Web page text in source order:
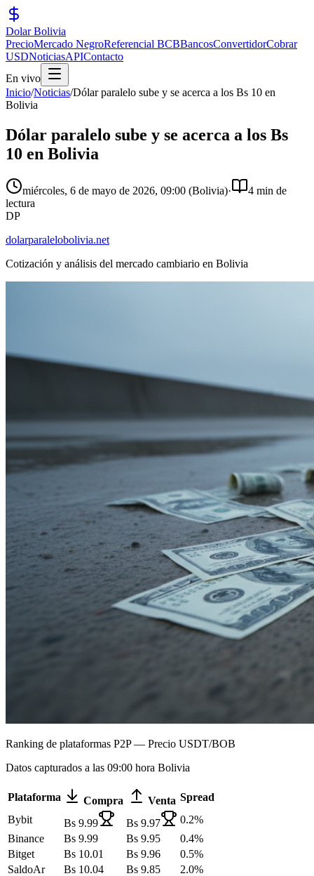
Dolar Bolivia
PrecioMercado NegroReferencial BCBBancosConvertidorCobrar
USDNoticiasAPIContacto
En vivo
Inicio/Noticias/Dólar paralelo sube y se acerca a los Bs 10 en
Bolivia
Dólar paralelo sube y se acerca a los Bs
10 en Bolivia
miércoles, 6 de mayo de 2026, 09:00 (Bolivia)·
4 min de
lectura
DP
dolarparalelobolivia.net
Cotización y análisis del mercado cambiario en Bolivia
Ranking de plataformas P2P — Precio USDT/BOB
Datos capturados a las 09:00 hora Bolivia
Plataforma Compra Venta Spread
Bybit
Bs 9.99 Bs 9.97 0.2%
Binance
Bs 9.99 Bs 9.95 0.4%
Bitget
Bs 10.01 Bs 9.96 0.5%
SaldoAr
Bs 10.04 Bs 9.85 2.0%